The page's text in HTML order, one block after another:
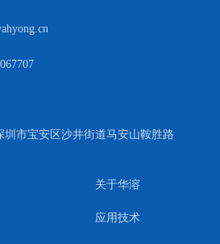
圳市宝安区沙井街道马安山鞍胜路
关于华溶
应用技术